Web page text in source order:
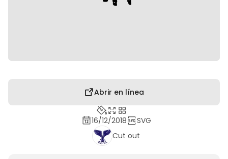
Abrir en línea
16/12/2018
SVG
Cut out